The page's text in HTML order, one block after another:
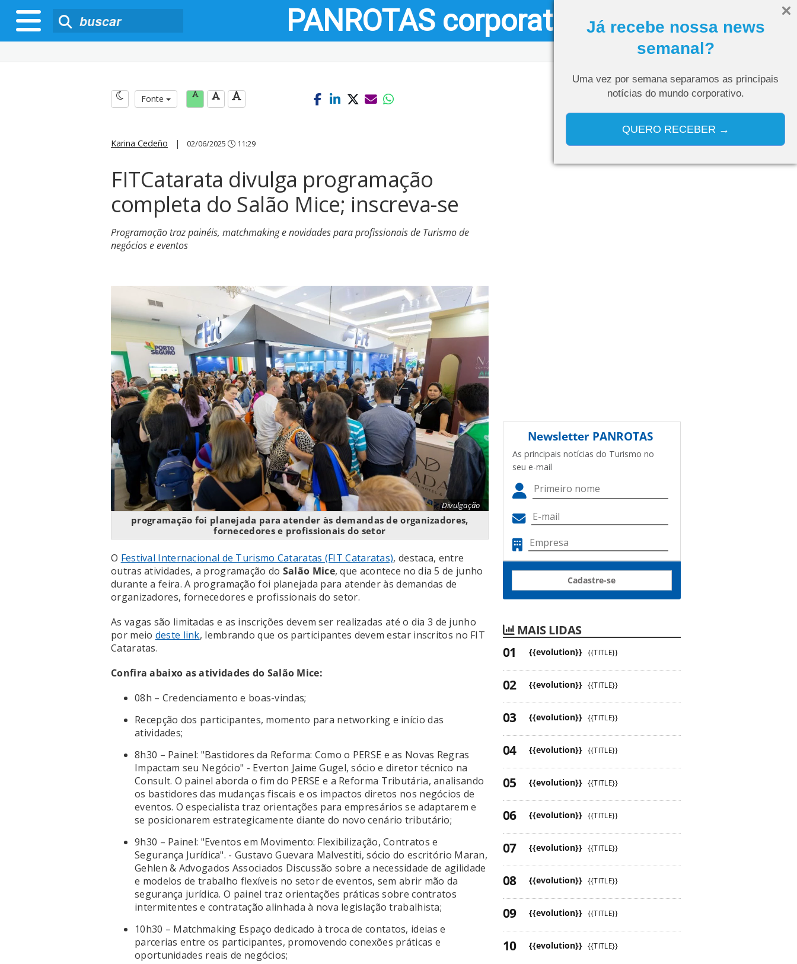
Já recebe nossa news
semanal?
Uma vez por semana separamos as principais
notícias do mundo corporativo.
QUERO RECEBER →
PANROTAS corporativo
Fonte
Karina Cedeño | 02/06/2025 11:29
FITCatarata divulga programação
completa do Salão Mice; inscreva-se
Programação traz painéis, matchmaking e novidades para profissionais de Turismo de
negócios e eventos
Divulgação
programação foi planejada para atender às demandas de organizadores,
fornecedores e profissionais do setor
O Festival Internacional de Turismo Cataratas (FIT Cataratas), destaca, entre
outras atividades, a programação do Salão Mice, que acontece no dia 5 de junho
durante a feira. A programação foi planejada para atender às demandas de
organizadores, fornecedores e profissionais do setor.
As vagas são limitadas e as inscrições devem ser realizadas até o dia 3 de junho
por meio deste link, lembrando que os participantes devem estar inscritos no FIT
Cataratas.
Confira abaixo as atividades do Salão Mice:
08h – Credenciamento e boas-vindas;
Recepção dos participantes, momento para networking e início das
atividades;
8h30 – Painel: "Bastidores da Reforma: Como o PERSE e as Novas Regras
Impactam seu Negócio" - Everton Jaime Gugel, sócio e diretor técnico na
Consult. O painel aborda o fim do PERSE e a Reforma Tributária, analisando
os bastidores das mudanças fiscais e os impactos diretos nos negócios de
eventos. O especialista traz orientações para empresários se adaptarem e
se posicionarem estrategicamente diante do novo cenário tributário;
9h30 – Painel: "Eventos em Movimento: Flexibilização, Contratos e
Segurança Jurídica". - Gustavo Guevara Malvestiti, sócio do escritório Maran,
Gehlen & Advogados Associados Discussão sobre a necessidade de agilidade
e modelos de trabalho flexíveis no setor de eventos, sem abrir mão da
segurança jurídica. O painel traz orientações práticas sobre contratos
intermitentes e contratação alinhada à nova legislação trabalhista;
10h30 – Matchmaking Espaço dedicado à troca de contatos, ideias e
parcerias entre os participantes, promovendo conexões práticas e
oportunidades reais de negócios;
Newsletter PANROTAS
As principais notícias do Turismo no
seu e-mail
Cadastre-se
MAIS LIDAS
{{evolution}} {{TITLE}}
{{evolution}} {{TITLE}}
{{evolution}} {{TITLE}}
{{evolution}} {{TITLE}}
{{evolution}} {{TITLE}}
{{evolution}} {{TITLE}}
{{evolution}} {{TITLE}}
{{evolution}} {{TITLE}}
{{evolution}} {{TITLE}}
{{evolution}} {{TITLE}}